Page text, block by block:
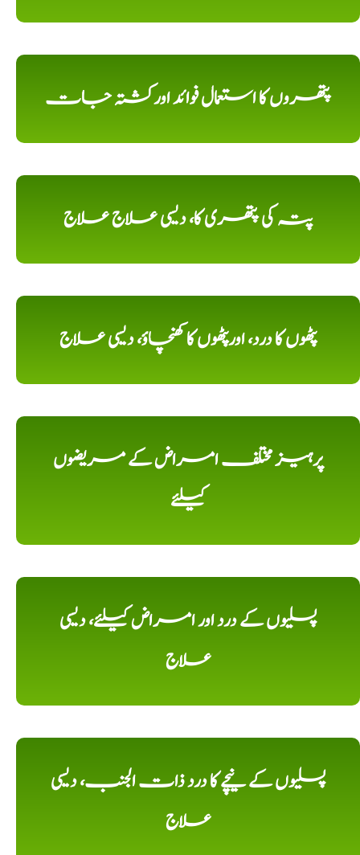
پتھروں کا استعمال فوائد اورکشتہ جات
پتہ کی پتھری کا، دیسی علاج علاج
پٹھوں کا درد، اورپٹھوں کا کھنچاؤ، دیسی علاج
پرہیز مختلف امراض کے مریضوں
کیلئے
پسلیوں کے درد اور امراض کیلئے، دیسی
علاج
پسلیوں کے نیچے کا درد ذات الجنب، دیسی
علاج